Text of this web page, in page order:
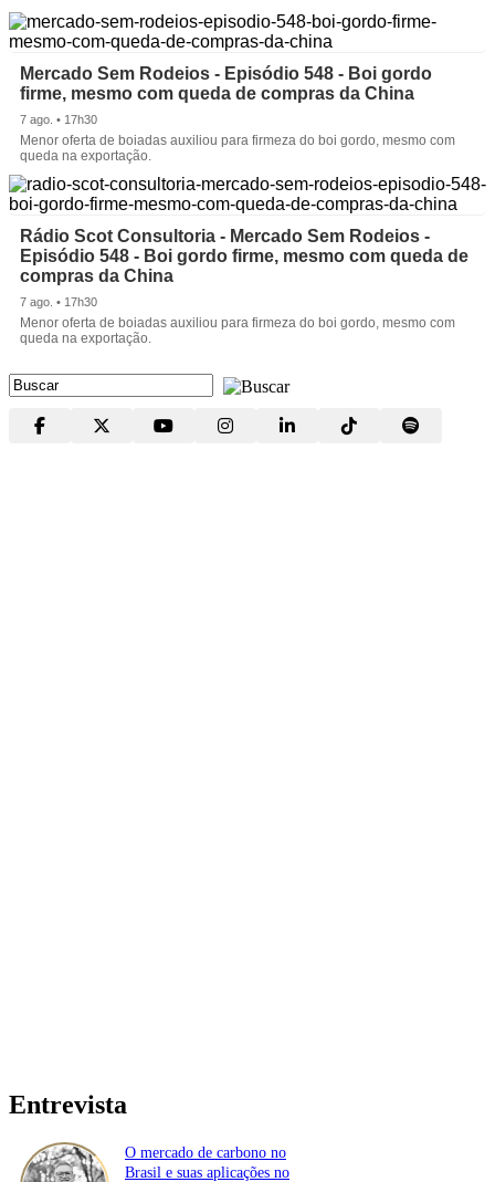
Mercado Sem Rodeios - Episódio 548 - Boi gordo
firme, mesmo com queda de compras da China
7 ago. • 17h30
Menor oferta de boiadas auxiliou para firmeza do boi gordo, mesmo com
queda na exportação.
Rádio Scot Consultoria - Mercado Sem Rodeios -
Episódio 548 - Boi gordo firme, mesmo com queda de
compras da China
7 ago. • 17h30
Menor oferta de boiadas auxiliou para firmeza do boi gordo, mesmo com
queda na exportação.
Entrevista
O mercado de carbono no
Brasil e suas aplicações no